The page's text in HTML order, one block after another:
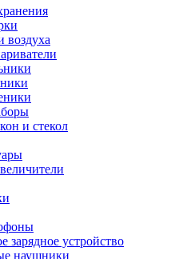
воздуха
и стекол
зарядное устройство
наушники